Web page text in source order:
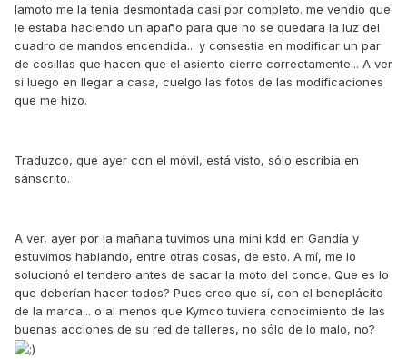
lamoto me la tenia desmontada casi por completo. me vendio que
le estaba haciendo un apaño para que no se quedara la luz del
cuadro de mandos encendida... y consestia en modificar un par
de cosillas que hacen que el asiento cierre correctamente... A ver
si luego en llegar a casa, cuelgo las fotos de las modificaciones
que me hizo.
Traduzco, que ayer con el móvil, está visto, sólo escribía en
sánscrito.
A ver, ayer por la mañana tuvimos una mini kdd en Gandía y
estuvimos hablando, entre otras cosas, de esto. A mí, me lo
solucionó el tendero antes de sacar la moto del conce. Que es lo
que deberían hacer todos? Pues creo que sí, con el beneplácito
de la marca... o al menos que Kymco tuviera conocimiento de las
buenas acciones de su red de talleres, no sólo de lo malo, no?